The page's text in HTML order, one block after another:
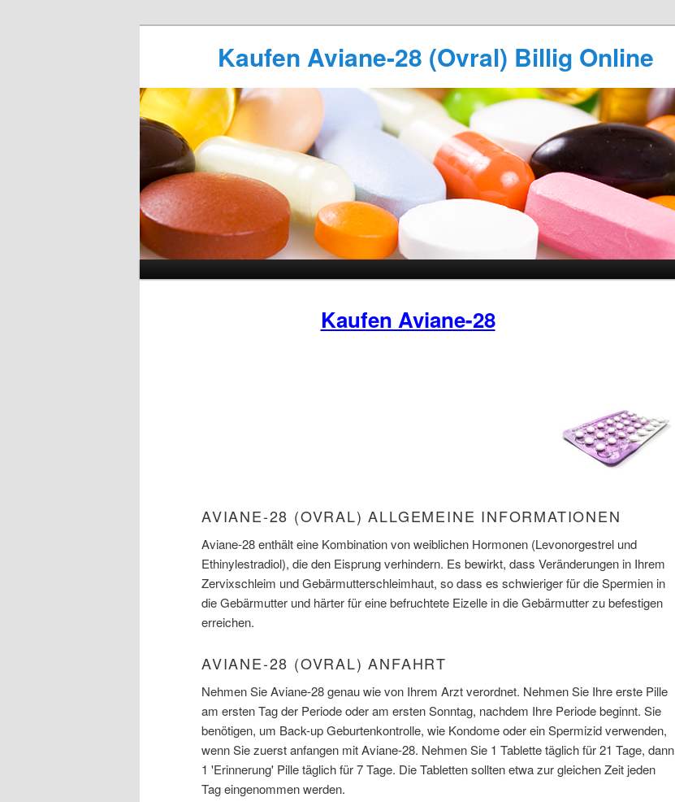
Kaufen Aviane-28 (Ovral) Billig Online
Kaufen Aviane-28
AVIANE-28 (OVRAL) ALLGEMEINE INFORMATIONEN
Aviane-28 enthält eine Kombination von weiblichen Hormonen (Levonorgestrel und
Ethinylestradiol), die den Eisprung verhindern. Es bewirkt, dass Veränderungen in Ihrem
Zervixschleim und Gebärmutterschleimhaut, so dass es schwieriger für die Spermien in
die Gebärmutter und härter für eine befruchtete Eizelle in die Gebärmutter zu befestigen
erreichen.
AVIANE-28 (OVRAL) ANFAHRT
Nehmen Sie Aviane-28 genau wie von Ihrem Arzt verordnet. Nehmen Sie Ihre erste Pille
am ersten Tag der Periode oder am ersten Sonntag, nachdem Ihre Periode beginnt. Sie
benötigen, um Back-up Geburtenkontrolle, wie Kondome oder ein Spermizid verwenden,
wenn Sie zuerst anfangen mit Aviane-28. Nehmen Sie 1 Tablette täglich für 21 Tage, dann
1 'Erinnerung' Pille täglich für 7 Tage. Die Tabletten sollten etwa zur gleichen Zeit jeden
Tag eingenommen werden.